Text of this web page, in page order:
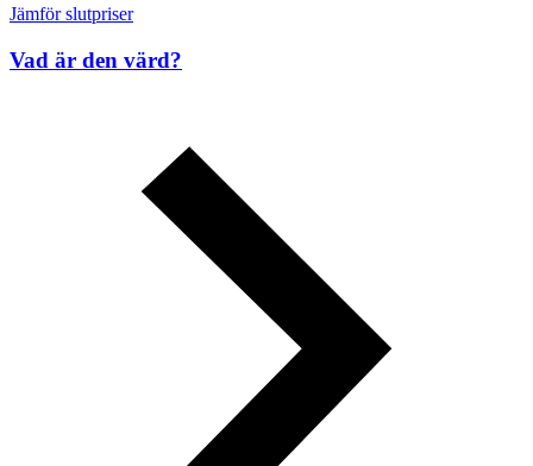
Jämför slutpriser
Vad är den värd?